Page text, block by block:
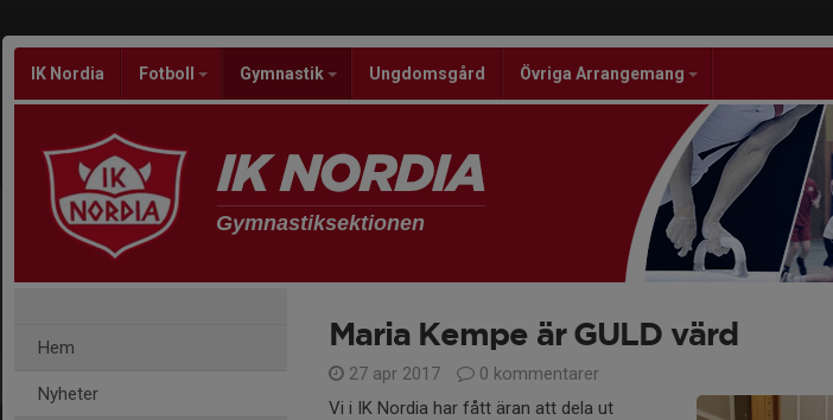
IK Nordia Fotboll Gymnastik Ungdomsgård Övriga Arrangemang
Gymnastiksektionen
Hem
Nyheter
Maria Kempe är GULD värd
27 apr 2017 0 kommentarer
Vi i IK Nordia har fått äran att dela ut